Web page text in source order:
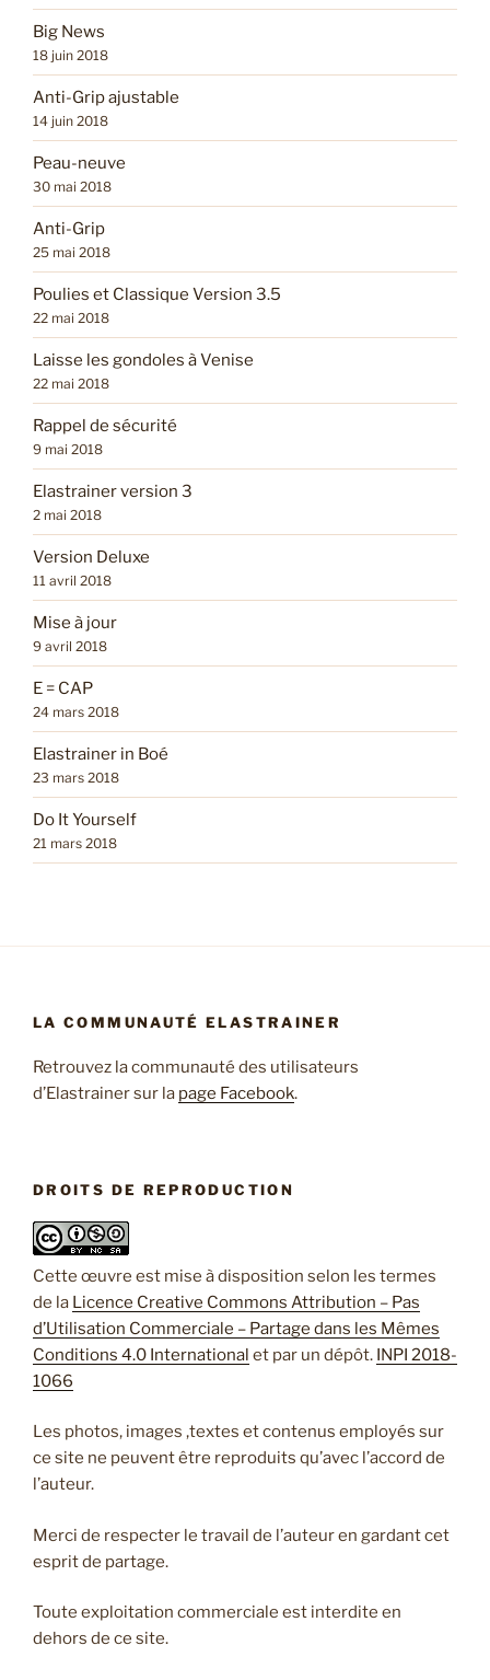
Big News
18 juin 2018
Anti-Grip ajustable
14 juin 2018
Peau-neuve
30 mai 2018
Anti-Grip
25 mai 2018
Poulies et Classique Version 3.5
22 mai 2018
Laisse les gondoles à Venise
22 mai 2018
Rappel de sécurité
9 mai 2018
Elastrainer version 3
2 mai 2018
Version Deluxe
11 avril 2018
Mise à jour
9 avril 2018
E = CAP
24 mars 2018
Elastrainer in Boé
23 mars 2018
Do It Yourself
21 mars 2018
LA COMMUNAUTÉ ELASTRAINER
Retrouvez la communauté des utilisateurs
d’Elastrainer sur la page Facebook.
DROITS DE REPRODUCTION
Cette œuvre est mise à disposition selon les termes
de la Licence Creative Commons Attribution – Pas
d’Utilisation Commerciale – Partage dans les Mêmes
Conditions 4.0 International et par un dépôt. INPI 2018-
1066
Les photos, images ,textes et contenus employés sur
ce site ne peuvent être reproduits qu’avec l’accord de
l’auteur.
Merci de respecter le travail de l’auteur en gardant cet
esprit de partage.
Toute exploitation commerciale est interdite en
dehors de ce site.